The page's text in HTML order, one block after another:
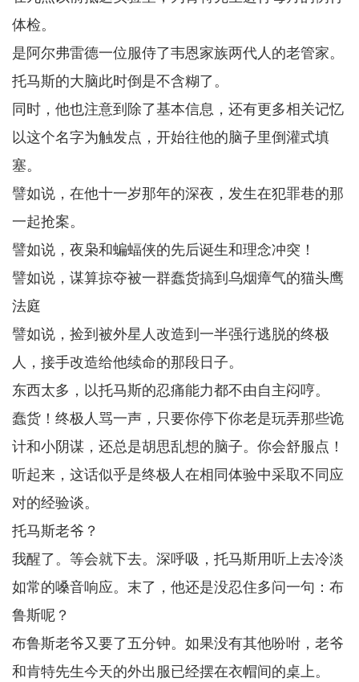
体检。
是阿尔弗雷德一位服侍了韦恩家族两代人的老管家。
托马斯的大脑此时倒是不含糊了。
同时，他也注意到除了基本信息，还有更多相关记忆
以这个名字为触发点，开始往他的脑子里倒灌式填
塞。
譬如说，在他十一岁那年的深夜，发生在犯罪巷的那
一起抢案。
譬如说，夜枭和蝙蝠侠的先后诞生和理念冲突！
譬如说，谋算掠夺被一群蠢货搞到乌烟瘴气的猫头鹰
法庭
譬如说，捡到被外星人改造到一半强行逃脱的终极
人，接手改造给他续命的那段日子。
东西太多，以托马斯的忍痛能力都不由自主闷哼。
蠢货！终极人骂一声，只要你停下你老是玩弄那些诡
计和小阴谋，还总是胡思乱想的脑子。你会舒服点！
听起来，这话似乎是终极人在相同体验中采取不同应
对的经验谈。
托马斯老爷？
我醒了。等会就下去。深呼吸，托马斯用听上去冷淡
如常的嗓音响应。末了，他还是没忍住多问一句：布
鲁斯呢？
布鲁斯老爷又要了五分钟。如果没有其他吩咐，老爷
和肯特先生今天的外出服已经摆在衣帽间的桌上。